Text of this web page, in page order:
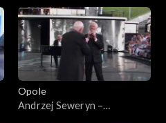
uczy pogody”. 62. KFPP:
Koncert „Trzy ćwiartki Jacka
Cygana”
Opole
Andrzej Seweryn –